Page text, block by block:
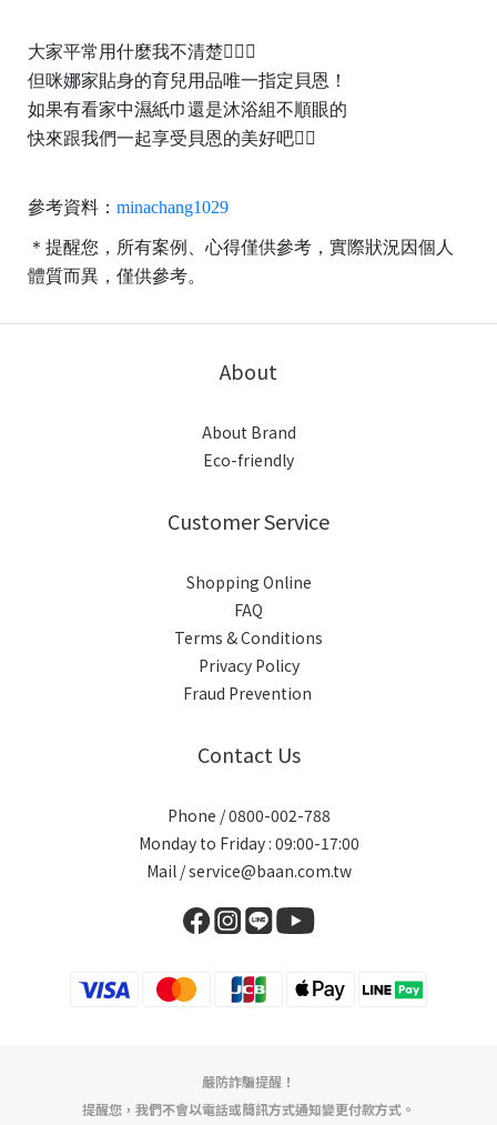
大家平常用什麼我不清楚🤷🏻‍♀️
但咪娜家貼身的育兒用品唯一指定貝恩！
如果有看家中濕紙巾還是沐浴組不順眼的
快來跟我們一起享受貝恩的美好吧👌🏻
參考資料： minachang1029
＊提醒您，所有案例、心得僅供參考，實際狀況因個人
體質而異，僅供參考。
About
About Brand
Eco-friendly
Customer Service
Shopping Online
FAQ
Terms & Conditions
Privacy Policy
Fraud Prevention
Contact Us
Phone / 0800-002-788
Monday to Friday : 09:00-17:00
Mail / service@baan.com.tw
嚴防詐騙提醒！
提醒您，我們不會以電話或簡訊方式通知變更付款方式。